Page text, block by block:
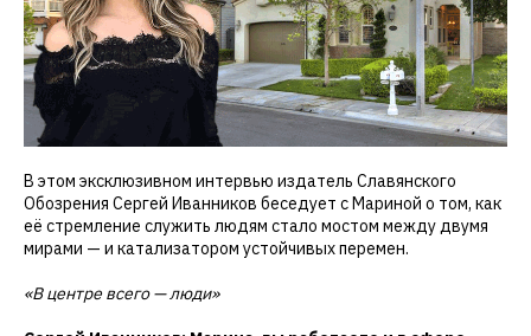
В этом эксклюзивном интервью издатель Славянского
Обозрения Сергей Иванников беседует с Мариной о том, как
её стремление служить людям стало мостом между двумя
мирами — и катализатором устойчивых перемен.
«В центре всего — люди»